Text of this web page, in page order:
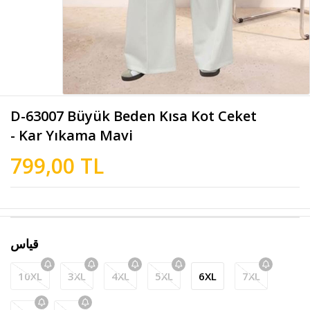
D-63007 Büyük Beden Kısa Kot Ceket
- Kar Yıkama Mavi
799,00 TL
قياس
10XL 3XL 4XL 5XL 6XL 7XL